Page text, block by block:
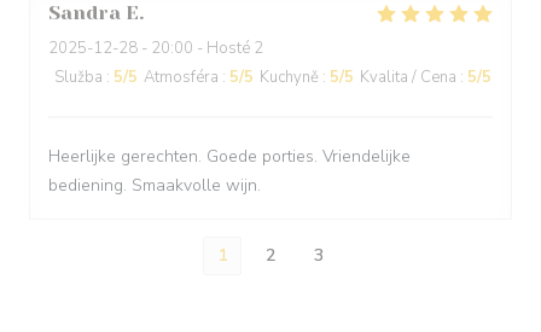
Sandra E
2025-12-28 - 20:00 - Hosté 2
Služba : 5/5 Atmosféra : 5/5 Kuchyně : 5/5 Kvalita / Cena : 5/5
Heerlijke gerechten. Goede porties. Vriendelijke
bediening. Smaakvolle wijn.
1 2 3